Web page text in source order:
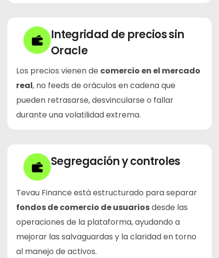
Integridad de precios sin
Oracle
Los precios vienen de comercio en el mercado
real, no feeds de oráculos en cadena que
pueden retrasarse, desvincularse o fallar
durante una volatilidad extrema.
Segregación y controles
Tevau Finance está estructurado para separar
fondos de comercio de usuariosdesde las
operaciones de la plataforma, ayudando a
mejorar las salvaguardas y la claridad en torno
al manejo de activos.